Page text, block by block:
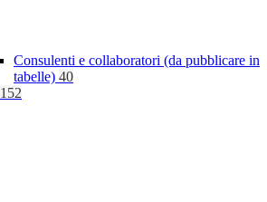
Consulenti e collaboratori (da pubblicare in
tabelle) 40
152